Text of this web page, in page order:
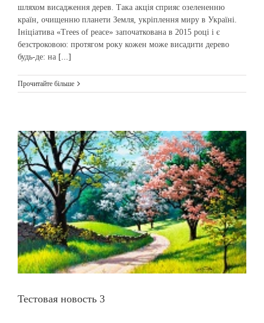
шляхом висадження дерев. Така акція сприяє озелененню
країн, очищенню планети Земля, укріплення миру в Україні.
Ініціатива «Trees of peace» започаткована в 2015 році і є
безстроковою: протягом року кожен може висадити дерево
будь-де: на [...]
Прочитайте більше
Тестовая новость 3